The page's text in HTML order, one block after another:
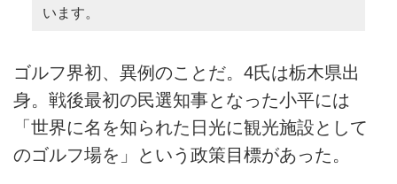
います。
ゴルフ界初、異例のことだ。4氏は栃木県出
身。戦後最初の民選知事となった小平には
「世界に名を知られた日光に観光施設として
のゴルフ場を」という政策目標があった。